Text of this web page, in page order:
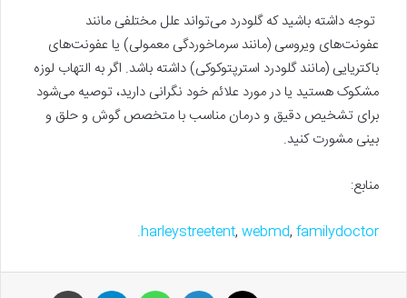
توجه داشته باشید که گلودرد می‌تواند علل مختلفی مانند
عفونت‌های ویروسی (مانند سرماخوردگی معمولی) یا عفونت‌های
باکتریایی (مانند گلودرد استرپتوکوکی) داشته باشد. اگر به التهاب لوزه
مشکوک هستید یا در مورد علائم خود نگرانی دارید، توصیه می‌شود
برای تشخیص دقیق و درمان مناسب با متخصص گوش و حلق و
بینی مشورت کنید.
منابع:
harleystreetent, webmd, familydoctor.